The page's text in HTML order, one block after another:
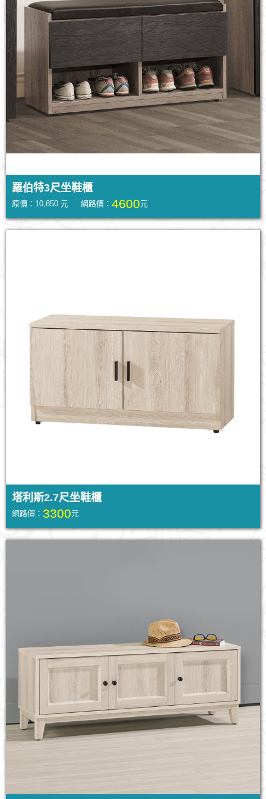
羅伯特3尺坐鞋櫃
原價：10,850 元 網路價： 4600元
塔利斯2.7尺坐鞋櫃
網路價： 3300元